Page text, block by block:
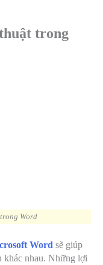
trong
Word
Word sẽ giúp
khác nhau. Những lợi